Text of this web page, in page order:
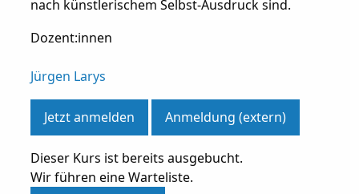
nach künstlerischem Selbst-Ausdruck sind.
Dozent:innen
Jürgen Larys
Jetzt anmelden Anmeldung (extern)
Dieser Kurs ist bereits ausgebucht.
Wir führen eine Warteliste.